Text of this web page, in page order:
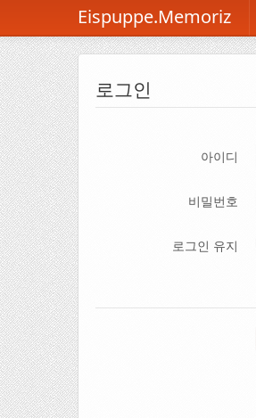
Eispuppe.Memoriz
로그인
아이디
비밀번호
로그인 유지